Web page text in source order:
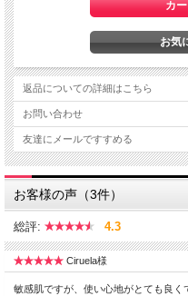
返品についての詳細はこちら
お問い合わせ
友達にメールですすめる
お客様の声（3件）
総評: 4.3
Ciruela様
敏感肌ですが、使い心地がとても良く